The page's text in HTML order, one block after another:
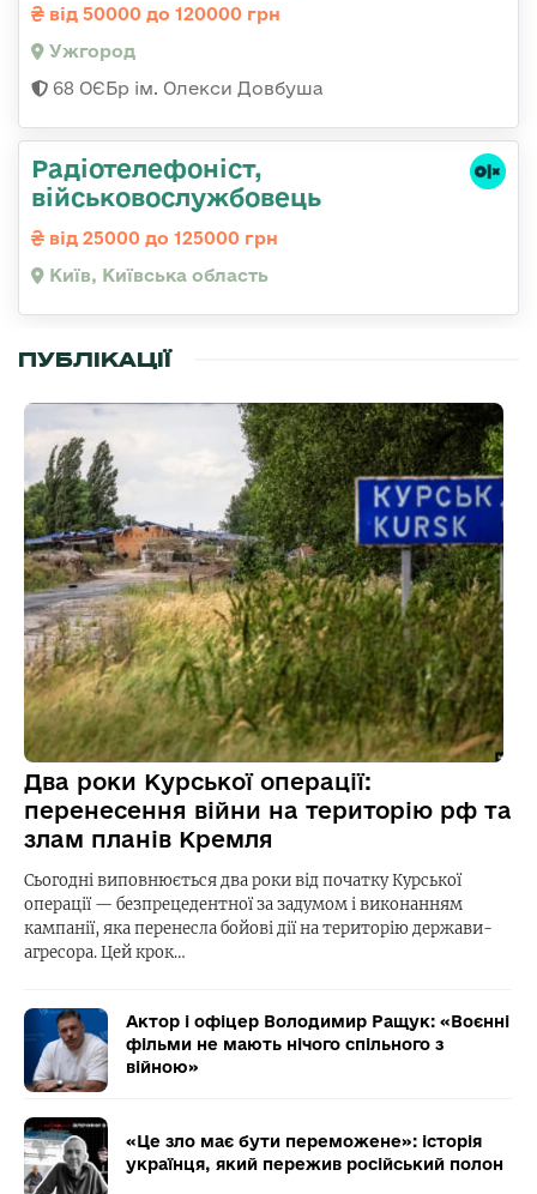
від 50000 до 120000 грн
Ужгород
68 ОЄБр ім. Олекси Довбуша
Радіотелефоніст,
військовослужбовець
від 25000 до 125000 грн
Київ, Київська область
ПУБЛІКАЦІЇ
Два роки Курської операції:
перенесення війни на територію рф та
злам планів Кремля
Сьогодні виповнюється два роки від початку Курської
операції — безпрецедентної за задумом і виконанням
кампанії, яка перенесла бойові дії на територію держави-
агресора. Цей крок…
Актор і офіцер Володимир Ращук: «Воєнні
фільми не мають нічого спільного з
війною»
«Це зло має бути переможене»: історія
українця, який пережив російський полон